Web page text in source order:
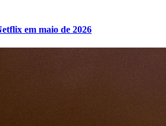
em maio de 2026